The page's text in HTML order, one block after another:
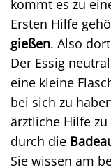
kommt es zu
Ersten Hilfe
gießen. Also
Der Essig
eine kleine
bei sich zu
ärztliche Hilfe
durch die
Sie wissen am